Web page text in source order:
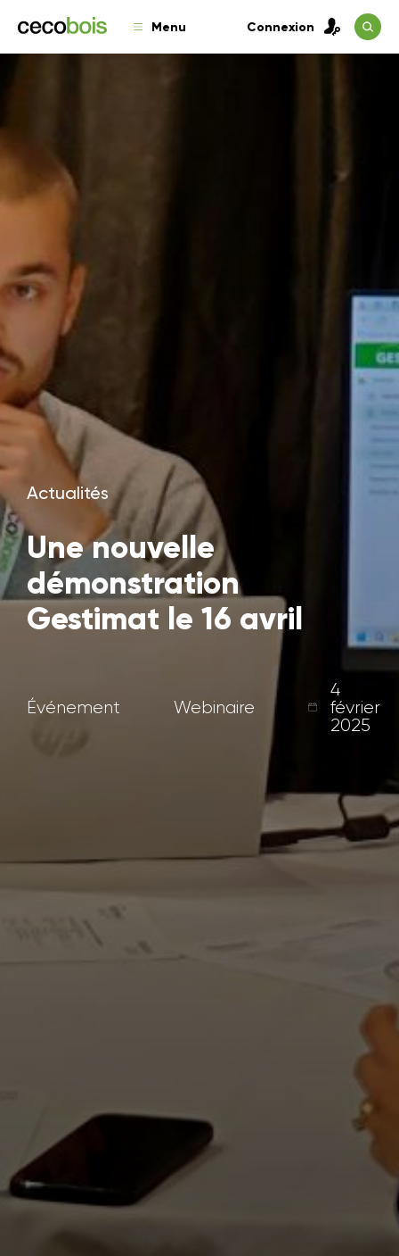
Menu Connexion
Actualités
Une nouvelle
démonstration
Gestimat le 16 avril
Événement Webinaire
4
février
2025